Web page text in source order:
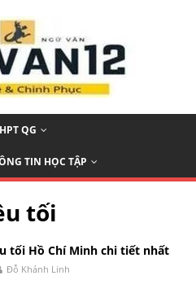
QG
TIN HỌC TẬP
tối
tối Hồ Chí Minh chi tiết nhất
Đỗ Khánh Linh